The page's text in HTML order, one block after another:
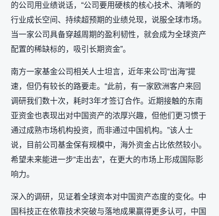
的公司用业绩说话，“公司要用硬核的核心技术、清晰的
行业成长空间、持续超预期的业绩兑现，说服全球市场。
当一家公司具备穿越周期的盈利韧性，就会成为全球资产
配置的稀缺标的，吸引长期资金”。
南方一家基金公司相关人士坦言，近年来公司“出海”提
速，但仍有较长的路要走。“此前，有一家欧洲客户来回
调研我们数十次，耗时3年才签订合作。近期接触的东南
亚资金也表现出对中国资产的浓厚兴趣，但他们更习惯于
通过成熟市场机构投资，而非通过中国机构。”该人士
说，目前公司基金保有规模中，海外资金占比依然较小。
希望未来能进一步“走出去”，在更大的市场上形成国际影
响力。
深入的调研，见证着全球资本对中国资产态度的变化。中
国科技正在依靠技术突破与落地成果赢得更多认可，中国